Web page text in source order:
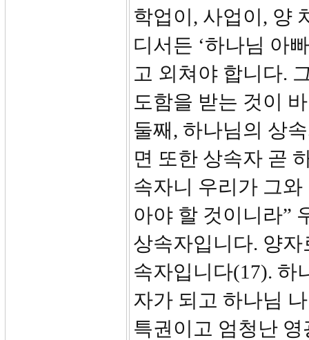
학업이, 사업이, 양
디서든 ‘하나님 아
고 외쳐야 합니다.
도함을 받는 것이
둘째, 하나님의 상
면 또한 상속자 곧
속자니 우리가 그
아야 할 것이니라”
상속자입니다. 양
속자입니다(17). 하
자가 되고 하나님
특권이고 엄청난